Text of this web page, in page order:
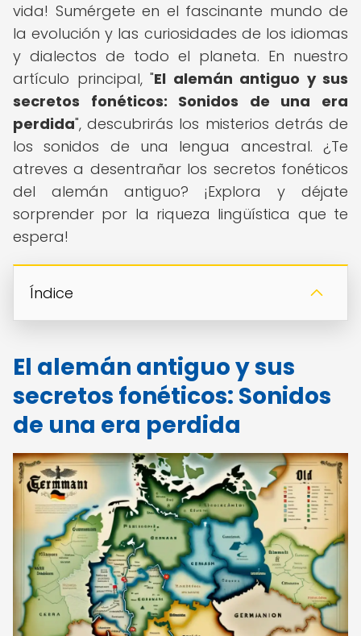
vida! Sumérgete en el fascinante mundo de
la evolución y las curiosidades de los idiomas
y dialectos de todo el planeta. En nuestro
artículo principal, "El alemán antiguo y sus
secretos fonéticos: Sonidos de una era
perdida", descubrirás los misterios detrás de
los sonidos de una lengua ancestral. ¿Te
atreves a desentrañar los secretos fonéticos
del alemán antiguo? ¡Explora y déjate
sorprender por la riqueza lingüística que te
espera!
Índice
El alemán antiguo y sus
secretos fonéticos: Sonidos
de una era perdida